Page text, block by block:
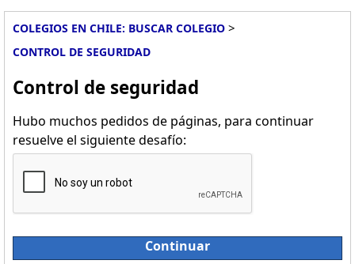
COLEGIOS EN CHILE: BUSCAR COLEGIO >
CONTROL DE SEGURIDAD
Control de seguridad
Hubo muchos pedidos de páginas, para continuar
resuelve el siguiente desafío:
Continuar